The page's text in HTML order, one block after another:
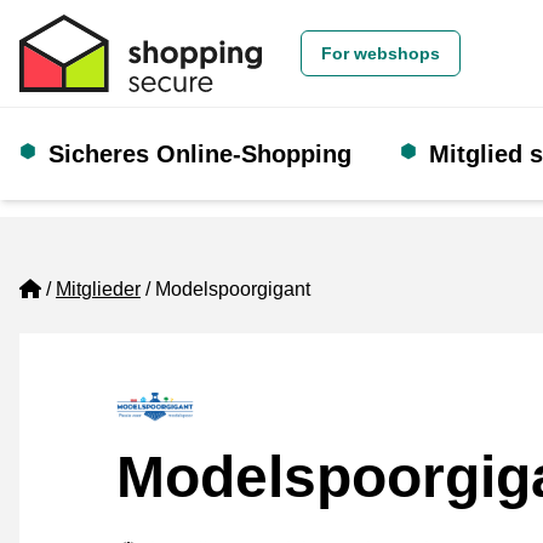
For webshops
Sicheres Online-Shopping Mitglied
Home
Mitglieder Modelspoorgigant